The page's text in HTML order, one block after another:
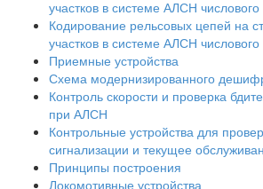
участков в системе АЛСН числового
Кодирование рельсовых цепей на
участков в системе АЛСН числового
Приемные устройства
Схема модернизированного
Контроль скорости и проверка
при АЛСН
Контрольные устройства для
сигнализации и текущее
Принципы построения
Локомотивные устройства